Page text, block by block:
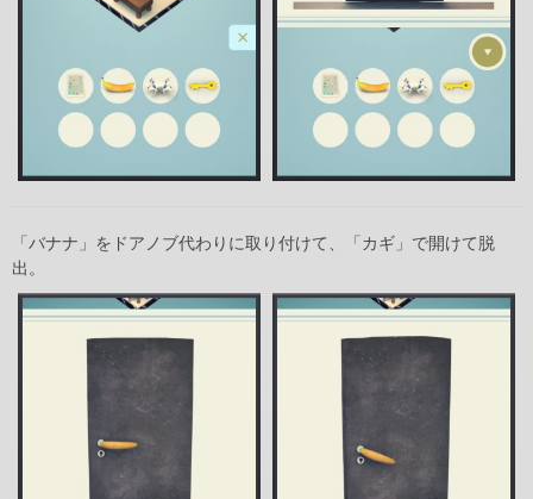
「バナナ」をドアノブ代わりに取り付けて、「カギ」で開けて脱
出。